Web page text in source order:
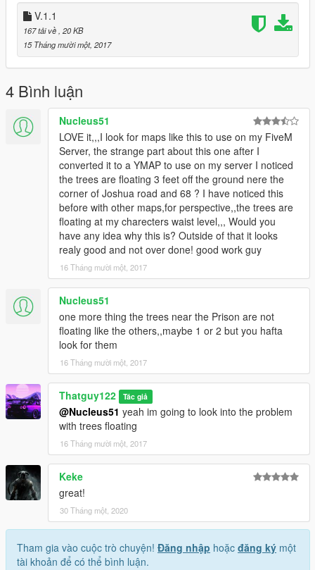
V.1.1
167 tải về , 20 KB
15 Tháng mười một, 2017
4 Bình luận
Nucleus51
LOVE it,,,I look for maps like this to use on my FiveM
Server, the strange part about this one after I
converted it to a YMAP to use on my server I noticed
the trees are floating 3 feet off the ground nere the
corner of Joshua road and 68 ? I have noticed this
before with other maps,for perspective,,the trees are
floating at my charecters waist level,,, Would you
have any idea why this is? Outside of that it looks
realy good and not over done! good work guy
16 Tháng mười một, 2017
Nucleus51
one more thing the trees near the Prison are not
floating like the others,,maybe 1 or 2 but you hafta
look for them
16 Tháng mười một, 2017
Thatguy122 Tác giả
@Nucleus51 yeah im going to look into the problem
with trees floating
16 Tháng mười một, 2017
Keke
great!
30 Tháng một, 2020
Tham gia vào cuộc trò chuyện! Đăng nhập hoặc đăng ký một
tài khoản để có thể bình luận.